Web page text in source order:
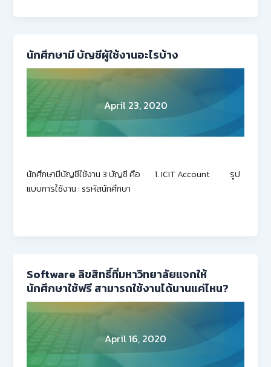
นักศึกษามี บัญชีผู้ใช้งานอะไรบ้าง
April 23, 2020
นักศึกษามีบัญชีใช้งาน 3 บัญชี คือ 1. ICIT Account รูป
แบบการใช้งาน : sรหัสนักศึกษา
Software ลิขสิทธิ์ที่มหาวิทยาลัยแจกให้
นักศึกษาใช้ฟรี สามารถใช้งานได้นานแค่ไหน?
April 16, 2020